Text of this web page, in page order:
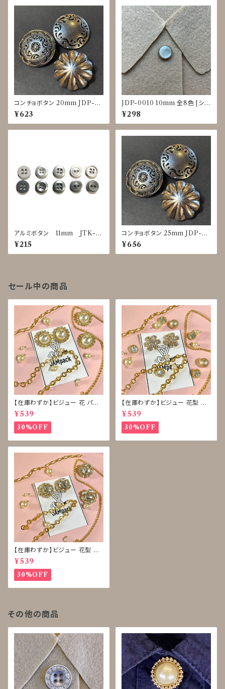
コンチョボタン 20mm JDP-0
016
¥623
JDP-0010 10mm 全8色 [シェ
ル調][裏足ボタン][ブラウス]
¥298
アルミボタン 11mm JTK-0
025～0029
¥215
コンチョボタン 25mm JDP-00
16
¥656
セール中の商品
【在庫わずか】ビジュー 花 パー
ル ボタン 再販なし
¥539
30%OFF
【在庫わずか】ビジュー 花型 雪
型 ボタン 再販なし
¥539
30%OFF
【在庫わずか】ビジュー 花型 ボ
タン 再販なし
¥539
30%OFF
その他の商品